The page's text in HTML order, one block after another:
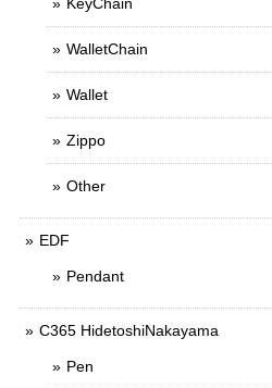
KeyChain
WalletChain
Wallet
Zippo
Other
EDF
Pendant
C365 HidetoshiNakayama
Pen